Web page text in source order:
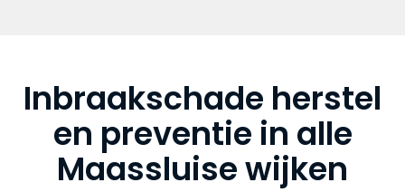
Inbraakschade herstel
en preventie in alle
Maassluise wijken